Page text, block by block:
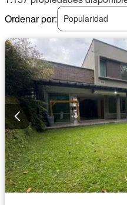
Ordenar por:
Popularidad